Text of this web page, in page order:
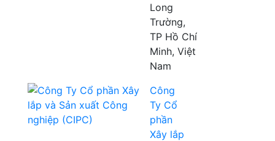
Long
Trường,
TP Hồ Chí
Minh, Việt
Nam
Công
Ty Cổ
phần
Xây lắp